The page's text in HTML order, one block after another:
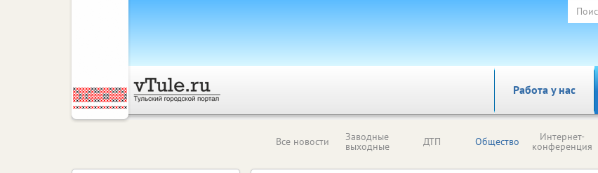
Работа у нас
Все новости Заводные
выходные ДТП Общество Интернет-
конференция